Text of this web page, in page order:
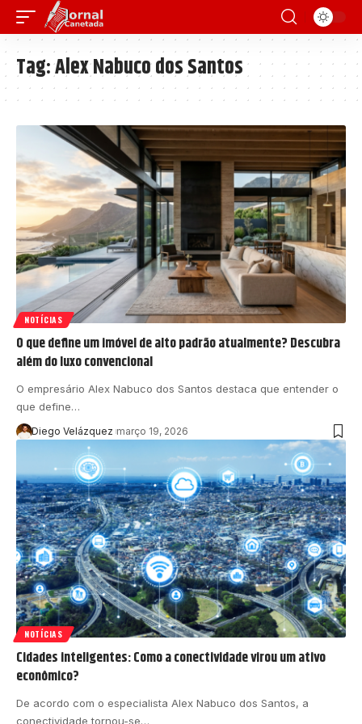
Tag:Alex Nabuco dos Santos
NOTÍCIAS
O que define um imóvel de alto padrão atualmente? Descubra
além do luxo convencional
O empresário Alex Nabuco dos Santos destaca que entender o
que define…
Diego Velázquez março 19, 2026
NOTÍCIAS
Cidades inteligentes: Como a conectividade virou um ativo
econômico?
De acordo com o especialista Alex Nabuco dos Santos, a
conectividade tornou-se…